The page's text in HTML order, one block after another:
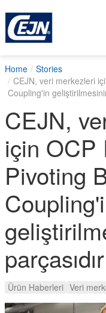
Home
Stories
CEJN, veri merkezleri
Coupling'in
CEJN,
için OCP
Pivoting
parçasıdır
Ürün Haberleri Veri